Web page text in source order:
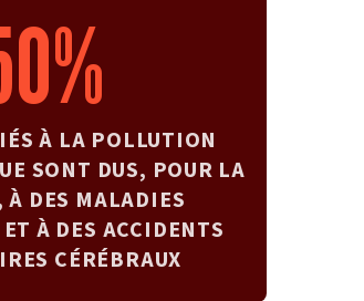
À LA POLLUTION
SONT DUS, POUR LA
À DES MALADIES
À DES ACCIDENTS
CÉRÉBRAUX